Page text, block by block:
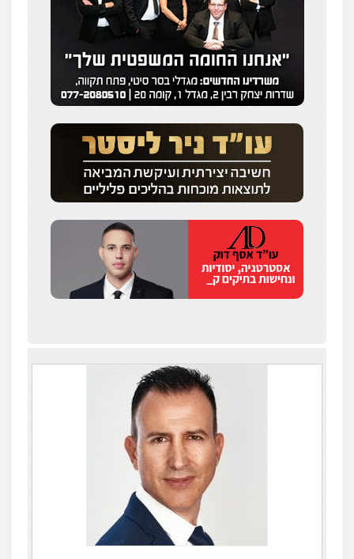
0505216700
אייל בן שושן, עורך דין פלילי
פלילי מעצרים וחקירות פשיעה חמורה
נוער רישום פלילי
0522763105
עו"ד שלומי שרון
צבאי מעצרים וחקירות